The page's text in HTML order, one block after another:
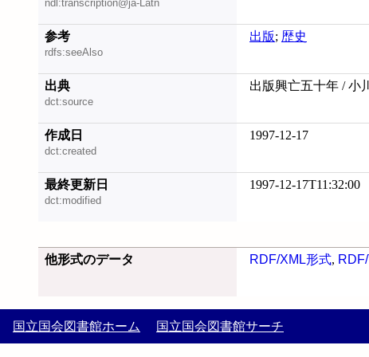
ndl:transcription@ja-Latn
参考
rdfs:seeAlso
出版; 歴史
出典
dct:source
出版興亡五十年 / 小
作成日
dct:created
1997-12-17
最終更新日
dct:modified
1997-12-17T11:32:00
他形式のデータ RDF/XML形式,
国立国会図書館ホーム 国立国会図書館サーチ